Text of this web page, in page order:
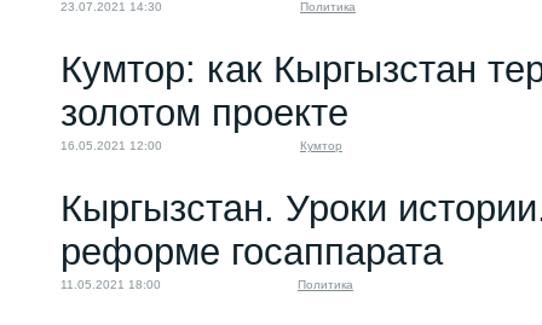
23.07.2021 14:30 Политика
Кумтор: как Кыргызстан
золотом проекте
16.05.2021 12:00 Кумтор
Кыргызстан. Уроки
реформе госаппарата
11.05.2021 18:00 Политика